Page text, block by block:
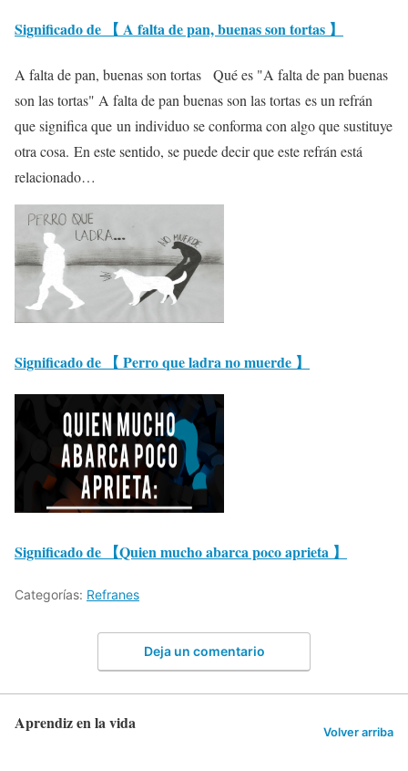
Significado de 【 A falta de pan, buenas son tortas 】
A falta de pan, buenas son tortas Qué es "A falta de pan buenas
son las tortas" A falta de pan buenas son las tortas es un refrán
que significa que un individuo se conforma con algo que sustituye
otra cosa. En este sentido, se puede decir que este refrán está
relacionado…
Significado de 【 Perro que ladra no muerde 】
Significado de 【Quien mucho abarca poco aprieta 】
Categorías: Refranes
Deja un comentario
Aprendiz en la vida Volver arriba